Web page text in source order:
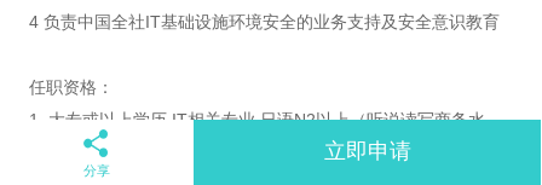
4 负责中国全社IT基础设施环境安全的业务支持及安全意识教育
任职资格：
1. 大专或以上学历,IT相关专业,日语N2以上（听说读写商务水
分享
立即申请